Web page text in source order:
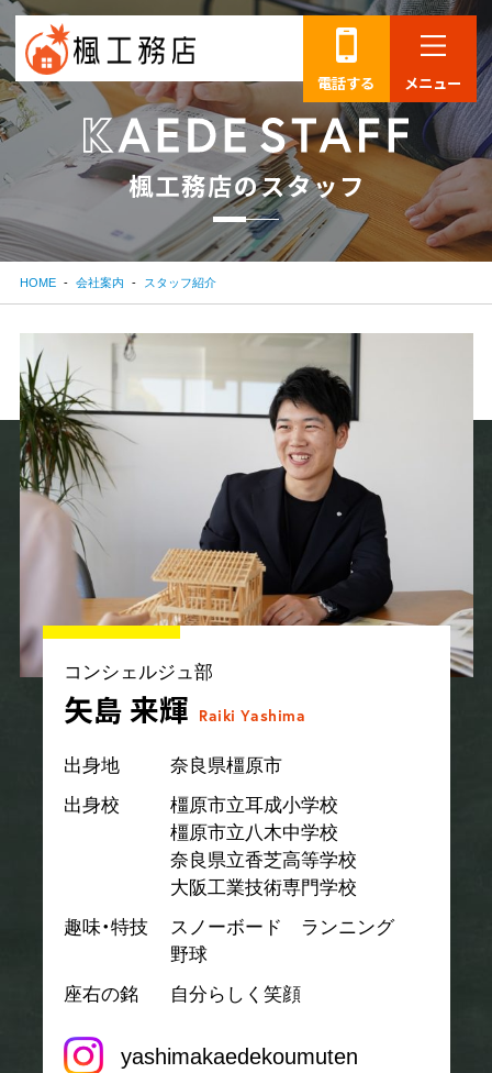
電話する メニュー
楓工務店のスタッフ
HOME 会社案内 スタッフ紹介
コンシェルジュ部
矢島 来輝 Raiki Yashima
出身地
奈良県橿原市
出身校
橿原市立耳成小学校
橿原市立八木中学校
奈良県立香芝高等学校
大阪工業技術専門学校
趣味・特技
スノーボード ランニング
野球
座右の銘
自分らしく笑顔
yashimakaedekoumuten